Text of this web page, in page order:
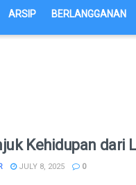
ARSIP BERLANGGANAN
Kehidupan dari
JULY 8, 2025 0